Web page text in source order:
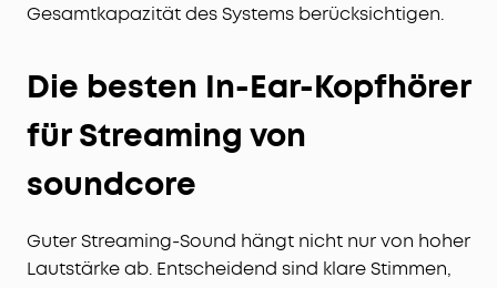
Gesamtkapazität des Systems berücksichtigen.
Die besten In-Ear-Kopfhörer
für Streaming von
soundcore
Guter Streaming-Sound hängt nicht nur von hoher
Lautstärke ab. Entscheidend sind klare Stimmen,